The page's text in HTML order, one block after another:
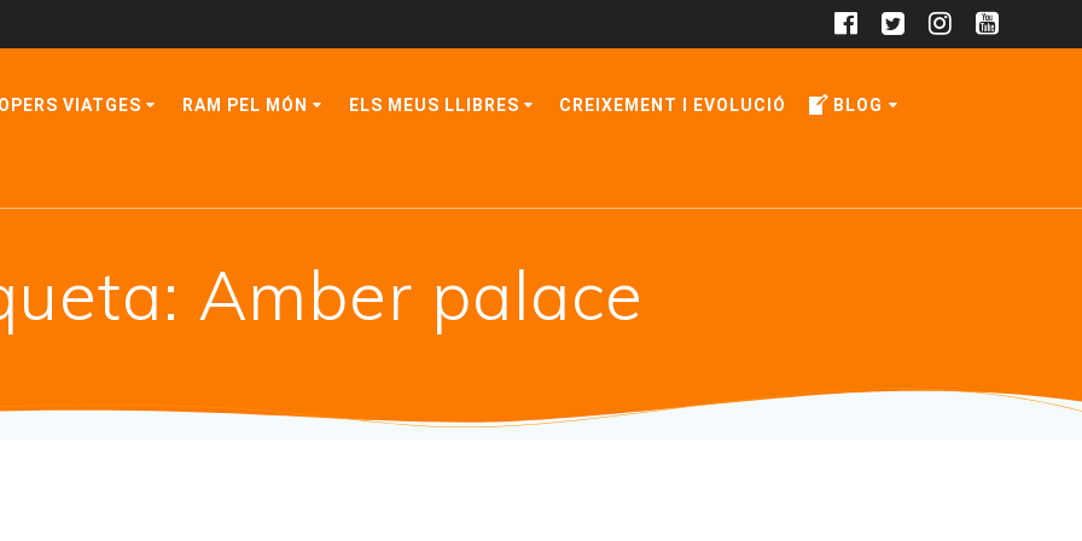
VIATGES RAM PEL MÓN ELS MEUS LLIBRES CREIXEMENT I EVOLUCIÓ BLOG
Amber palace